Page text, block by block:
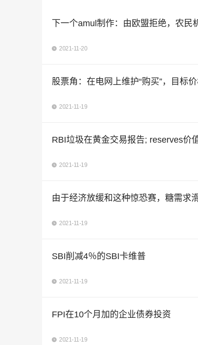
下一个amul制作：由欧盟拒绝，农民
2021-11-20
股票角：在电网上维护“购买”，目标
2021-11-19
RBI垃圾在黄金交易报告; reserves价
2021-11-19
由于经济放缓和这种惊恐赛，糖需求
2021-11-19
SBI削减4％的SBI卡维普
2021-11-19
FPI在10个月加的企业债券投资
2021-11-19